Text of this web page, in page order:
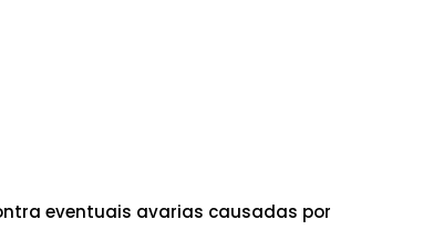
eventuais avarias causadas por